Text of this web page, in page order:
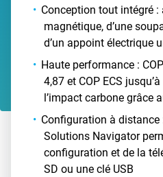
Conception tout intégré
magnétique, d’une
d’un appoint électrique
Haute performance :
4,87 et COP ECS
l’impact carbone grâce
Configuration à
Solutions Navigator
configuration et de la
SD ou une clé USB